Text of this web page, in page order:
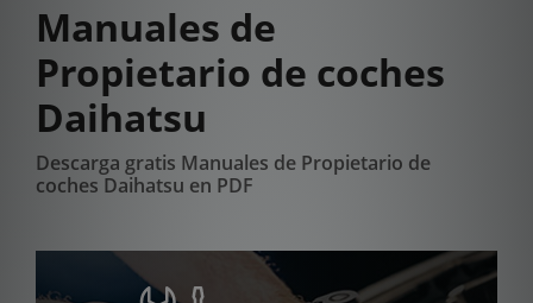
Manuales de
Propietario de coches
Daihatsu
Descarga gratis Manuales de Propietario de
coches Daihatsu en PDF